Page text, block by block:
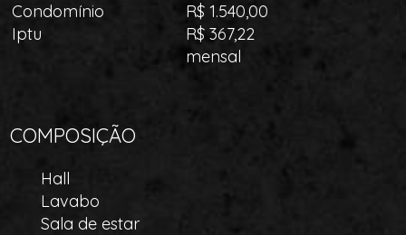
Condomínio
R$ 1.540,00
Iptu
R$ 367,22
mensal
COMPOSIÇÃO
Hall
Lavabo
Sala de estar